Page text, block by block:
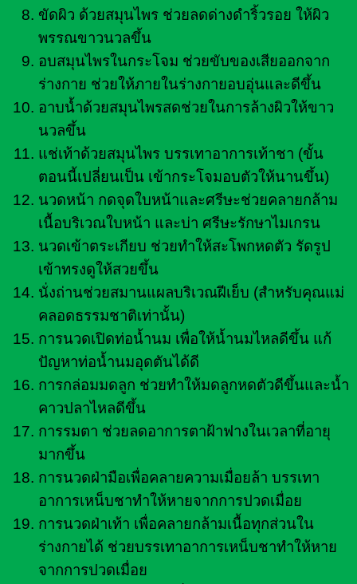
ขัดผิว ด้วยสมุนไพร ช่วยลดด่างดำริ้วรอย ให้ผิว
พรรณขาวนวลขึ้น
อบสมุนไพรในกระโจม ช่วยขับของเสียออกจาก
ร่างกาย ช่วยให้ภายในร่างกายอบอุ่นและดีขึ้น
อาบน้ำด้วยสมุนไพรสดช่วยในการล้างผิวให้ขาว
นวลขึ้น
แช่เท้าด้วยสมุนไพร บรรเทาอาการเท้าชา (ขั้น
ตอนนี้เปลี่ยนเป็น เข้ากระโจมอบตัวให้นานขึ้น)
นวดหน้า กดจุดใบหน้าและศรีษะช่วยคลายกล้าม
เนื้อบริเวณใบหน้า และบ่า ศรีษะรักษาไมเกรน
นวดเข้าตระเกียบ ช่วยทำให้สะโพกหดตัว รัดรูป
เข้าทรงดูให้สวยขึ้น
นั่งถ่านช่วยสมานแผลบริเวณฝีเย็บ (สำหรับคุณแม่
คลอดธรรมชาติเท่านั้น)
การนวดเปิดท่อน้ำนม เพื่อให้น้ำนมไหลดีขึ้น แก้
ปัญหาท่อน้ำนมอุดตันได้ดี
การกล่อมมดลูก ช่วยทำให้มดลูกหดตัวดีขึ้นและน้ำ
คาวปลาไหลดีขึ้น
การรมตา ช่วยลดอาการตาฝ้าฟางในเวลาที่อายุ
มากขึ้น
การนวดฝ่ามือเพื่อคลายความเมื่อยล้า บรรเทา
อาการเหน็บชาทำให้หายจากการปวดเมื่อย
การนวดฝ่าเท้า เพื่อคลายกล้ามเนื้อทุกส่วนใน
ร่างกายได้ ช่วยบรรเทาอาการเหน็บชาทำให้หาย
จากการปวดเมื่อย